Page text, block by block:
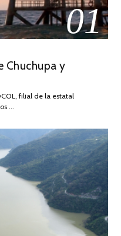
01
Chuchupa y
filial de la estatal
…